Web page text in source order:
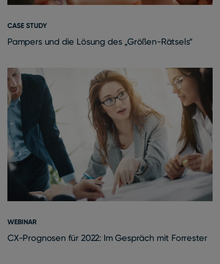
CASE STUDY
Pampers und die Lösung des „Größen-Rätsels“
WEBINAR
CX-Prognosen für 2022: Im Gespräch mit Forrester